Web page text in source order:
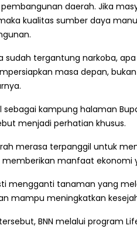
daerah. Jika
kualitas sumber daya
sudah tergantung narkoba,
masa depan,
kampung halaman
menjadi perhatian khusus.
merasa terpanggil untuk
manfaat ekonomi
mengganti tanaman yang
mampu meningkatkan
BNN melalui program